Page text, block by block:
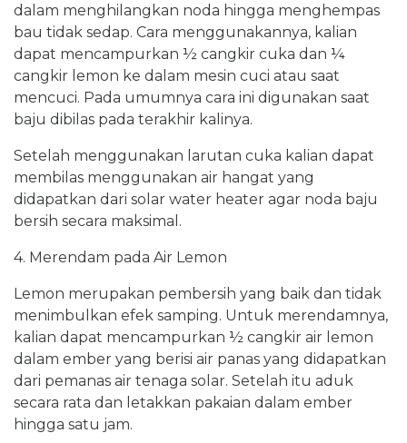
dalam menghilangkan noda hingga menghempas
bau tidak sedap. Cara menggunakannya, kalian
dapat mencampurkan ½ cangkir cuka dan ¼
cangkir lemon ke dalam mesin cuci atau saat
mencuci. Pada umumnya cara ini digunakan saat
baju dibilas pada terakhir kalinya.
Setelah menggunakan larutan cuka kalian dapat
membilas menggunakan air hangat yang
didapatkan dari solar water heater agar noda baju
bersih secara maksimal.
4. Merendam pada Air Lemon
Lemon merupakan pembersih yang baik dan tidak
menimbulkan efek samping. Untuk merendamnya,
kalian dapat mencampurkan ½ cangkir air lemon
dalam ember yang berisi air panas yang didapatkan
dari pemanas air tenaga solar. Setelah itu aduk
secara rata dan letakkan pakaian dalam ember
hingga satu jam.